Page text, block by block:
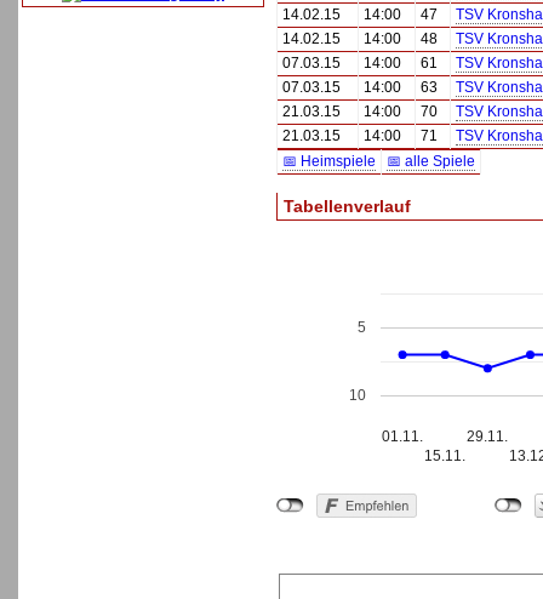
14.02.15
14:00 47
TSV
14.02.15
14:00 48
TSV
07.03.15
14:00 61
TSV
07.03.15
14:00 63
TSV
21.03.15
14:00 70
TSV
21.03.15
14:00 71
TSV
📅 Heimspiele
📅 alle Spiele
Tabellenverlauf
01.11.
15.11.
29.11.
5
10